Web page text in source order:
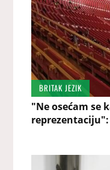
BRITAK JEZIK
"Ne osećam se